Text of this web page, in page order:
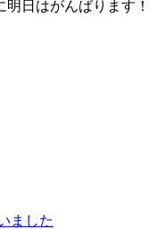
日はがんばります！
ました